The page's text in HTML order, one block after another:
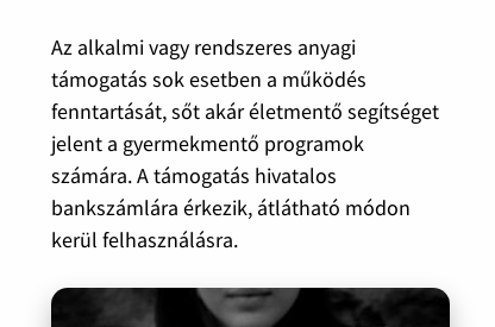
Az alkalmi vagy rendszeres anyagi
támogatás sok esetben a működés
fenntartását, sőt akár életmentő segítséget
jelent a gyermekmentő programok
számára. A támogatás hivatalos
bankszámlára érkezik, átlátható módon
kerül felhasználásra.